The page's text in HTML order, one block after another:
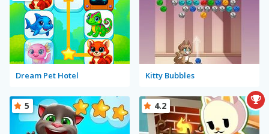
Dream Pet Hotel Kitty Bubbles
5 4.2